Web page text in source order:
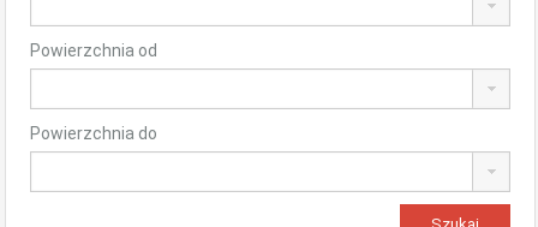
Powierzchnia od
Powierzchnia do